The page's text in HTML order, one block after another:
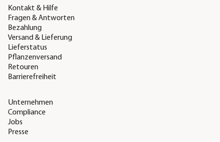
Kontakt & Hilfe
Fragen & Antworten
Bezahlung
Versand & Lieferung
Lieferstatus
Pflanzenversand
Retouren
Barrierefreiheit
Unternehmen
Compliance
Jobs
Presse